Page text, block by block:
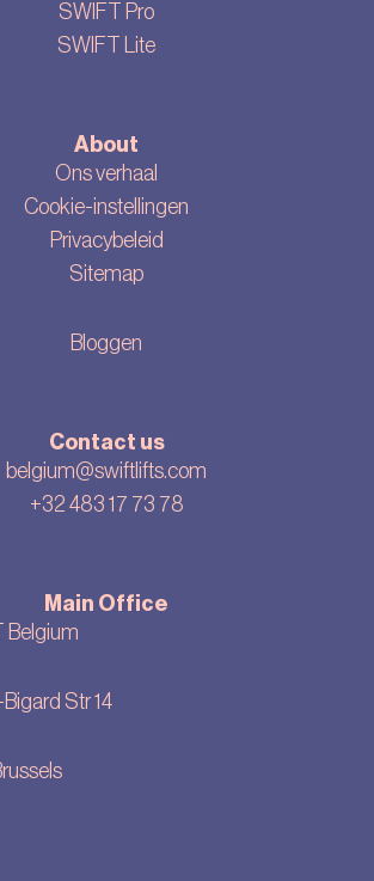
SWIFT Pro
SWIFT Lite
About
Ons verhaal
Cookie-instellingen
Privacybeleid
Sitemap
Bloggen
Contact us
belgium@swiftlifts.com
+32 483 17 73 78
Main Office
Belgium
Str 14